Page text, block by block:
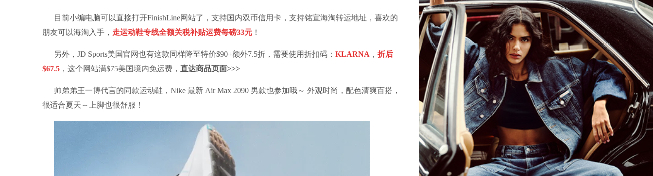
目前小编电脑可以直接打开FinishLine网站了， 支持国内双币信用卡，支持铭宣海淘转运地址，喜欢的
朋友可以海淘入手， 走运动鞋专线全额关税补贴运费每磅33元 ！
另外，JD Sports美国官网也有这款同样降至特价$90+额外7.5折，需要使用折扣码： KLARNA ， 折后
$67.5 ，这个网站满$75美国境内免运费， 直达商品页面>>>
帅弟弟王一博代言的同款运动鞋，Nike 最新 Air Max 2090 男款也参加哦～ 外观时尚，配色清爽百搭，
很适合夏天～上脚也很舒服！